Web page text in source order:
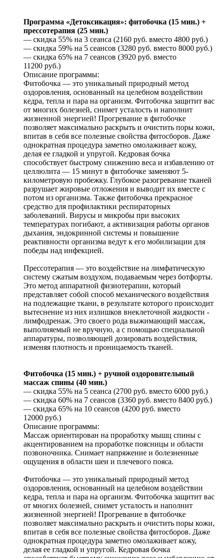
Программа «Детоксикация»: фитобочка (15 мин.) +
прессотерапия (25 мин.)
— скидка 55% на 3 сеанса (2160 руб. вместо 4800 руб.)
— скидка 59% на 5 сеансов (3280 руб. вместо 8000 руб.)
— скидка 65% на 7 сеансов (3920 руб. вместо
11200 руб.)
Описание программы:
Фитобочка — это уникальный природный метод
оздоровления, основанный на целебном воздействии
кедра, тепла и пара на организм. Фитобочка защитит вас
от многих болезней, снимет усталость и наполнит
жизненной энергией! Прогревание в фитобочке
позволяет максимально раскрыть и очистить поры кожи,
впитав в себя все полезные свойства фитосборов. Даже
однократная процедура заметно омолаживает кожу,
делая ее гладкой и упругой. Кедровая бочка
способствует быстрому снижению веса и избавлению от
целлюлита — 15 минут в фитобочке заменяют 5-
километровую пробежку. Глубокое разогревание тканей
разрушает жировые отложения и выводит их вместе с
потом из организма. Также фитобочка прекрасное
средство для профилактики респираторных
заболеваний. Вирусы и микробы при высоких
температурах погибают, а активизация работы органов
дыхания, эндокринной системы и повышение
реактивности организма ведут к его мобилизации для
победы над инфекцией.
Прессотерапия — это воздействие на лимфатическую
систему сжатым воздухом, подаваемым через ботфорты.
Это метод аппаратной физиотерапии, который
представляет собой способ механического воздействия
на подлежащие ткани, в результате которого происходит
вытеснение из них излишков внеклеточной жидкости -
лимфодренаж. Это своего рода выжимающий массаж,
выполняемый не вручную, а с помощью специальной
аппаратуры, позволяющей дозировать воздействия,
изменяя плотность и проницаемость тканей.
Фитобочка (15 мин.) + ручной оздоровительный
массаж спины (40 мин.)
— скидка 55% на 5 сеанса (2700 руб. вместо 6000 руб.)
— скидка 60% на 7 сеансов (3360 руб. вместо 8400 руб.)
— скидка 65% на 10 сеансов (4200 руб. вместо
12000 руб.)
Описание программы:
Массаж ориентирован на проработку мышц спины с
акцентированием на проработке поясницы и области
позвоночника. Снимает напряжение и болезненные
ощущения в области шеи и плечевого пояса.
Фитобочка — это уникальный природный метод
оздоровления, основанный на целебном воздействии
кедра, тепла и пара на организм. Фитобочка защитит вас
от многих болезней, снимет усталость и наполнит
жизненной энергией! Прогревание в фитобочке
позволяет максимально раскрыть и очистить поры кожи,
впитав в себя все полезные свойства фитосборов. Даже
однократная процедура заметно омолаживает кожу,
делая ее гладкой и упругой. Кедровая бочка